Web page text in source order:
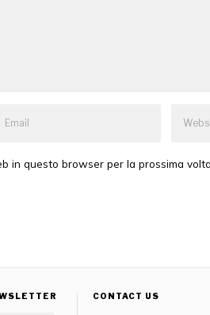
in questo browser per la prossima
CONTACT US